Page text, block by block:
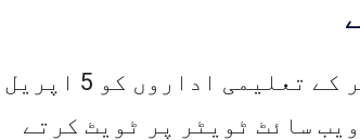
اجلاس کے بعد فیصلہ کیا گیا کہ ملک بھر کے تعلیمی اداروں کو 5 اپریل
سائٹ ٹویٹر پر ٹویٹ کرتے